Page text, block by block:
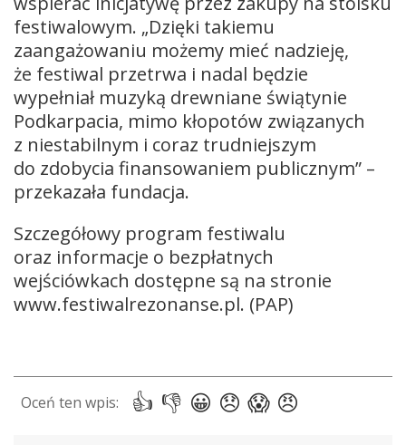
festiwalowym. „Dzięki takiemu
zaangażowaniu możemy mieć nadzieję,
że festiwal przetrwa i nadal będzie
wypełniał muzyką drewniane świątynie
Podkarpacia, mimo kłopotów związanych
z niestabilnym i coraz trudniejszym
do zdobycia finansowaniem publicznym” –
przekazała fundacja.
Szczegółowy program festiwalu
oraz informacje o bezpłatnych
wejściówkach dostępne są na stronie
www.festiwalrezonanse.pl. (PAP)